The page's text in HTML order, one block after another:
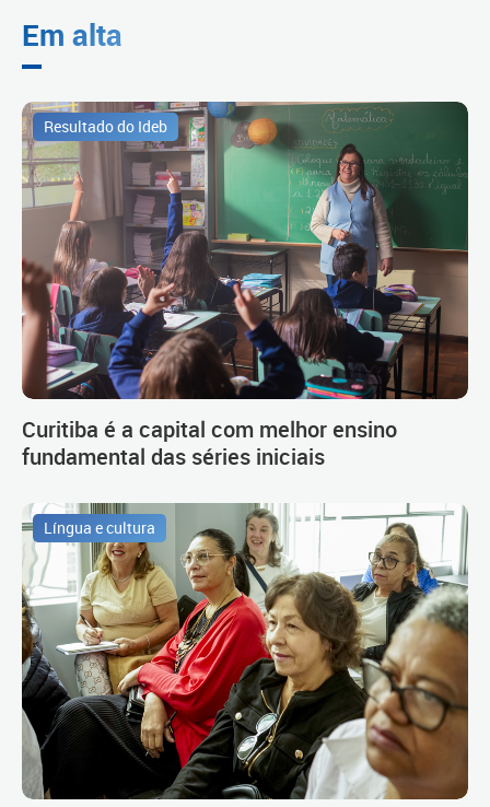
Em alta
Resultado do Ideb
Curitiba é a capital com melhor ensino
fundamental das séries iniciais
Língua e cultura